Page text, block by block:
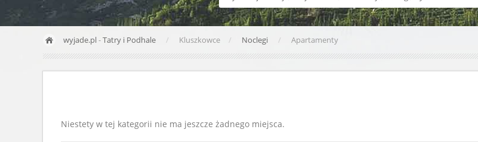
wyjade.pl-Tatry i Podhale Kluszkowce Noclegi Apartamenty
Niestety w tej kategorii nie ma jeszcze żadnego miejsca.